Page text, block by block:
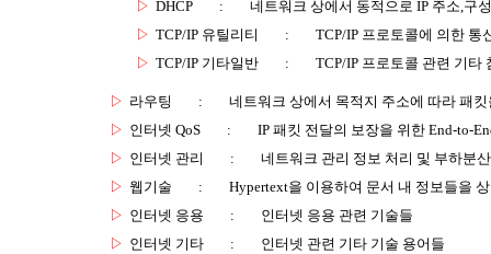
▷ DHCP :
네트워크 상에서 동적으로 IP 주소,구
▷ TCP/IP 유틸리티 :
TCP/IP 프로토콜에 의한 통
▷ TCP/IP 기타일반 : TCP/IP 프로토콜 관련 기타
▷ 라우팅 :
네트워크 상에서 목적지 주소에 따라 패
▷ 인터넷 QoS :
IP 패킷 전달의 보장을 위한 End-to-
▷ 인터넷 관리 :
네트워크 관리 정보 처리 및 부하분
▷ 웹기술 :
Hypertext을 이용하여 문서 내 정보들을
▷ 인터넷 응용 :
인터넷 응용 관련 기술들
▷ 인터넷 기타 :
인터넷 관련 기타 기술 용어들